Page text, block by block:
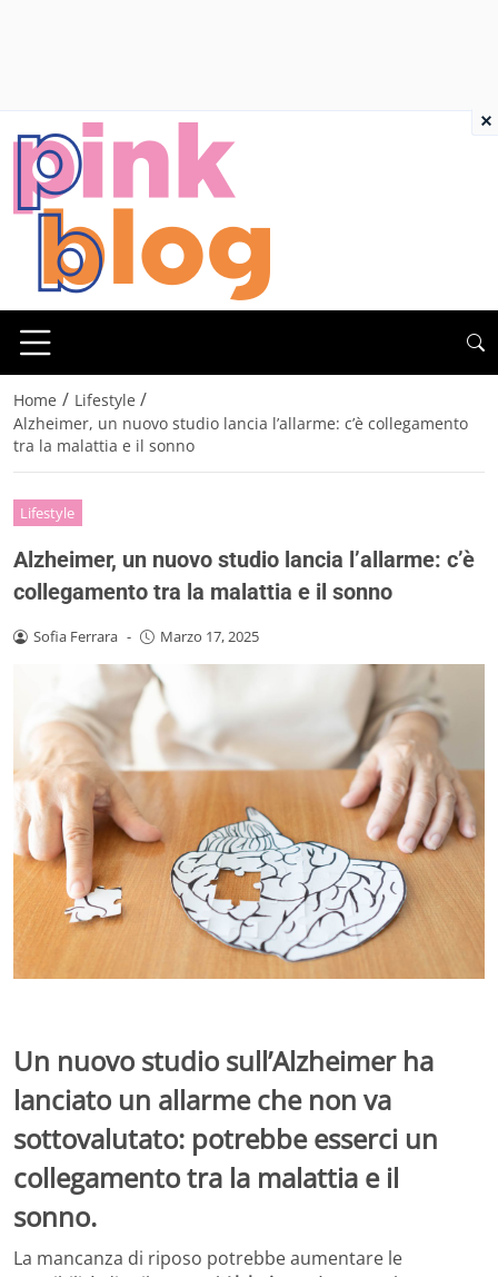
Home / Lifestyle /
Alzheimer, un nuovo studio lancia l’allarme: c’è collegamento
tra la malattia e il sonno
Lifestyle
Alzheimer, un nuovo studio lancia l’allarme: c’è
collegamento tra la malattia e il sonno
Sofia Ferrara - Marzo 17, 2025
Un nuovo studio sull’Alzheimer ha
lanciato un allarme che non va
sottovalutato: potrebbe esserci un
collegamento tra la malattia e il
sonno.
La mancanza di riposo potrebbe aumentare le
×